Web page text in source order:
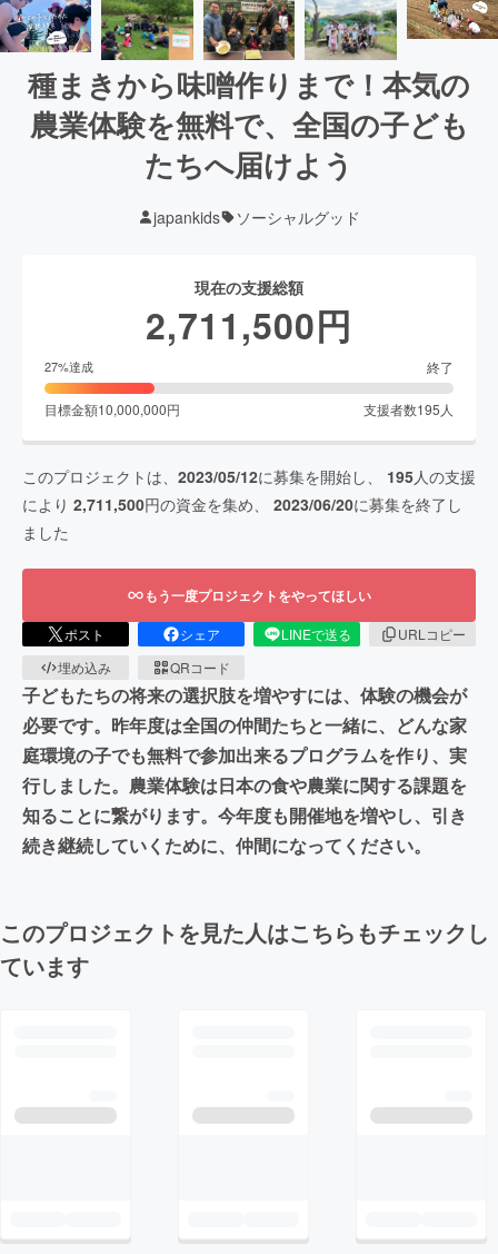
種まきから味噌作りまで！本気の
農業体験を無料で、全国の子ども
たちへ届けよう
japankids ソーシャルグッド
現在の支援総額
2,711,500円
27%達成 終了
目標金額10,000,000円 支援者数195 人
このプロジェクトは、 2023/05/12に募集を開始し、 195人の支援
により 2,711,500円の資金を集め、 2023/06/20に募集を終了し
ました
もう一度プロジェクトをやってほしい
ポスト シェア LINEで送る
URLコピー
埋め込み
QRコード
子どもたちの将来の選択肢を増やすには、体験の機会が
必要です。昨年度は全国の仲間たちと一緒に、どんな家
庭環境の子でも無料で参加出来るプログラムを作り、実
行しました。農業体験は日本の食や農業に関する課題を
知ることに繋がります。今年度も開催地を増やし、引き
続き継続していくために、仲間になってください。
このプロジェクトを見た人はこちらもチェックし
ています